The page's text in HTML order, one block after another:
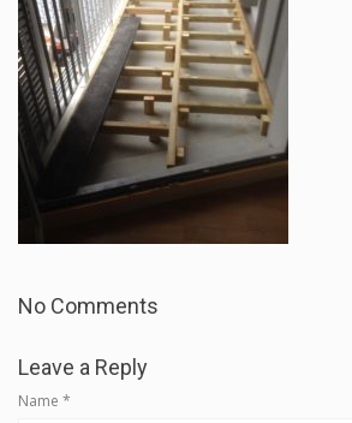
No Comments
Leave a Reply
Name *